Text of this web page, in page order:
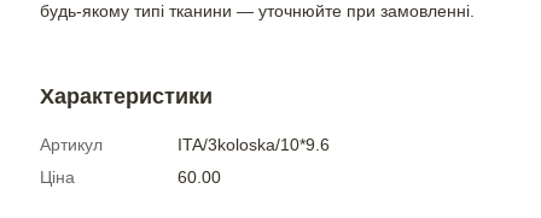
будь-якому типі тканини — уточнюйте при замовленні.
Характеристики
Артикул
ITA/3koloska/10*9.6
Ціна
60.00